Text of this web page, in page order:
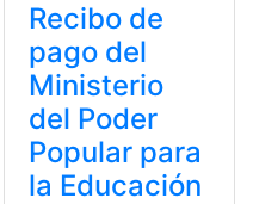
Recibo de
pago del
Ministerio
del Poder
Popular para
la Educación